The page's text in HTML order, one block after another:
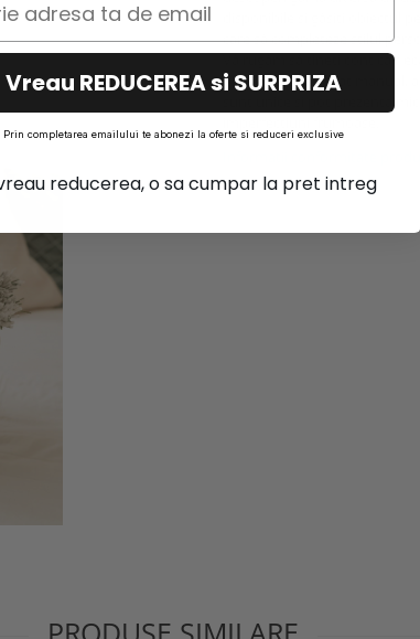
disponibile și găsiți obiectul
care să completeze stilul
Vă rugăm să țineți cont că
produs este realizat manual,
Informatii conformitate
Vreau REDUCEREA si SURPRIZA
Prin completarea emailului te abonezi la oferte si reduceri exclusive
reducerea, o sa cumpar la pret intreg